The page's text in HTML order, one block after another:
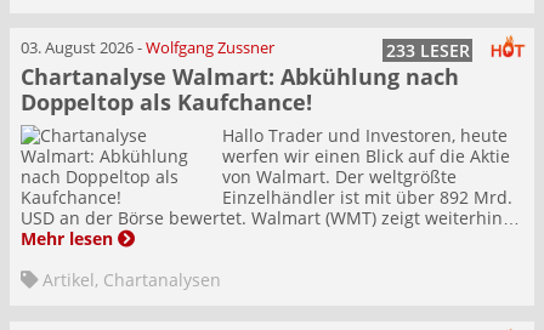
03. August 2026-Wolfgang Zussner 233 LESER
Chartanalyse Walmart: Abkühlung nach
Doppeltop als Kaufchance!
Hallo Trader und Investoren, heute
werfen wir einen Blick auf die Aktie
von Walmart. Der weltgrößte
Einzelhändler ist mit über 892 Mrd.
USD an der Börse bewertet. Walmart (WMT) zeigt weiterhin…
Mehr lesen
Artikel, Chartanalysen